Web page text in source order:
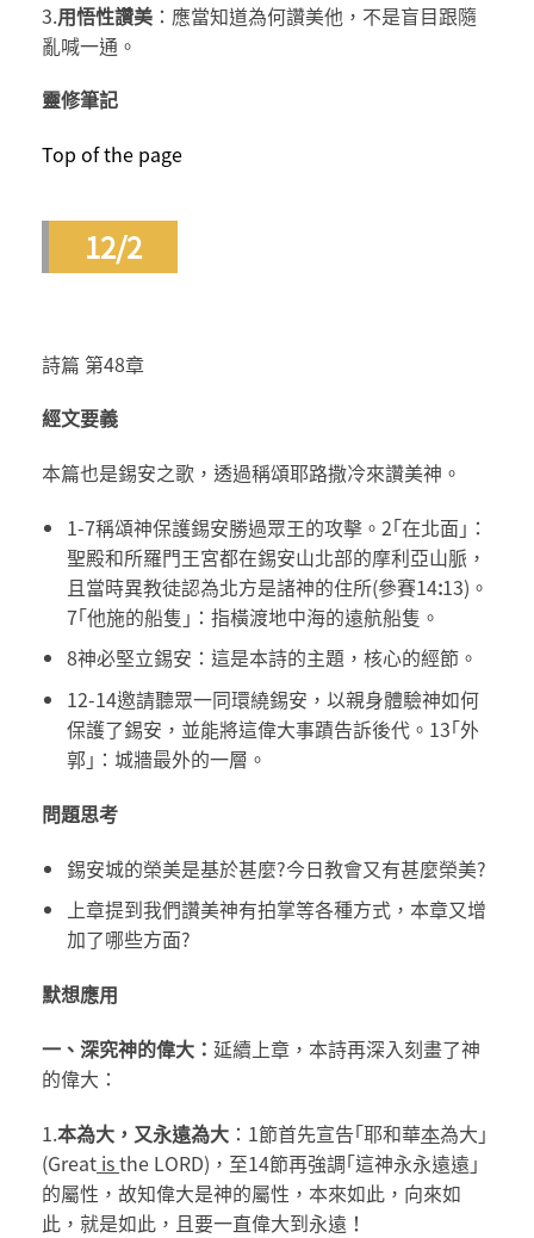
3.用悟性讚美 ：應當知道為何讚美他，不是盲目跟隨
亂喊一通。
靈修筆記
Top of the page
12/2
詩篇 第48章
經文要義
本篇也是錫安之歌，透過稱頌耶路撒冷來讚美神。
1-7稱頌神保護錫安勝過眾王的攻擊。2｢在北面｣：
聖殿和所羅門王宮都在錫安山北部的摩利亞山脈，
且當時異教徒認為北方是諸神的住所(參賽14:13)。
7｢他施的船隻｣：指橫渡地中海的遠航船隻。
8神必堅立錫安：這是本詩的主題，核心的經節。
12-14邀請聽眾一同環繞錫安，以親身體驗神如何
保護了錫安，並能將這偉大事蹟告訴後代。13｢外
郭｣：城牆最外的一層。
問題思考
錫安城的榮美是基於甚麼?今日教會又有甚麼榮美?
上章提到我們讚美神有拍掌等各種方式，本章又增
加了哪些方面?
默想應用
一、深究神的偉大： 延續上章，本詩再深入刻畫了神
的偉大：
1.本為大，又永遠為大 ：1節首先宣告｢耶和華本為大｣
(Great isthe LORD)，至14節再強調｢這神永永遠遠｣
的屬性，故知偉大是神的屬性，本來如此，向來如
此，就是如此，且要一直偉大到永遠！